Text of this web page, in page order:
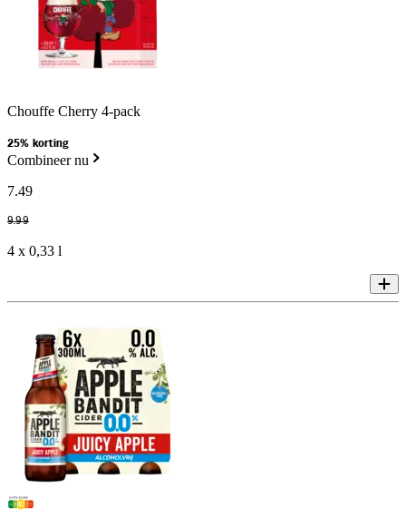
Chouffe Cherry 4-pack
25% korting
Combineer nu
7.49
9.99
4 x 0,33 l